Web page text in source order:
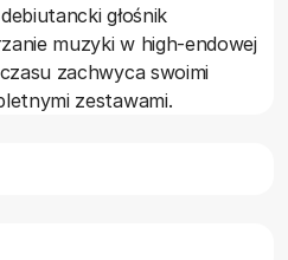
głośnik
muzyki w high-endowej
zachwyca swoimi
zestawami.